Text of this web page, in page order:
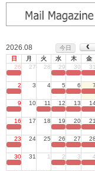
2026.08
今日
日
月 火 水 木 金
26
27 28 29 30 31
2 3 4 5 6 7
9 10 11 12 13
16 17 18 19 20 21
23 24 25 26 27 28
30 31 1 2 3 4